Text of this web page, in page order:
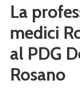
La
medici
al PDG
Rosano